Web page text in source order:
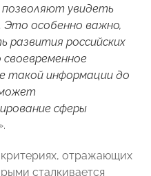
увидеть
особенно важно,
развития российских
такой информации до
сферы
критериях, отражающих
сталкивается